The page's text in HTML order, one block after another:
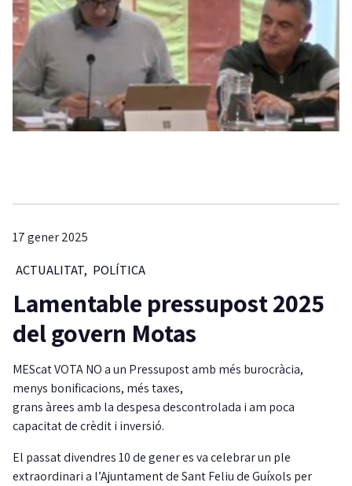
17 gener 2025
ACTUALITAT, POLÍTICA
Lamentable pressupost 2025
del govern Motas
MEScat VOTA NO a un Pressupost amb més burocràcia,
menys bonificacions, més taxes,
grans àrees amb la despesa descontrolada i am poca
capacitat de crèdit i inversió.
El passat divendres 10 de gener es va celebrar un ple
extraordinari a l’Ajuntament de Sant Feliu de Guíxols per